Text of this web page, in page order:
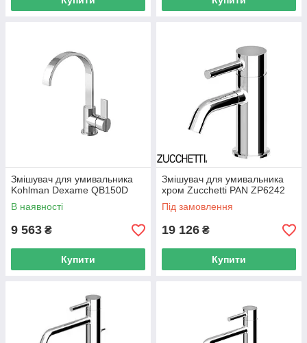
Змішувач для умивальника
Kohlman Dexame QB150D
В наявності
9 563 ₴
Купити
Змішувач для умивальника
хром Zucchetti PAN ZP6242
Під замовлення
19 126 ₴
Купити